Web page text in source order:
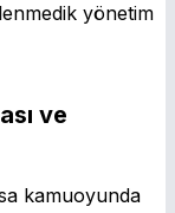
yönetim
ve
kamuoyunda